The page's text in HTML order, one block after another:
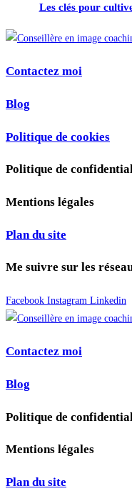
Les clés pour
Contactez moi
Blog
Politique de cookies
Politique de
Mentions légales
Plan du site
Me suivre sur les
Facebook Instagram Linkedin
Contactez moi
Blog
Politique de
Mentions légales
Plan du site